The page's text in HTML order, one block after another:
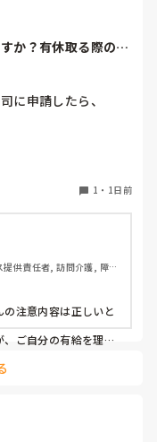
か？有休取る際の、
に申請したら、
。
の仕方良くないかも
をとるから、代わり
いました。利用者か
と。このことを上司
は、有休をとるから
にさせてもらうこと
1 ・ 1日前
供責任者, 訪問介護, 障害
注意内容は正しいと
ご自分の有給を理由
を信頼されてるんで